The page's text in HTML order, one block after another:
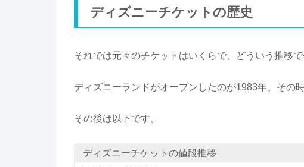
ディズニーチケットの歴史
それでは元々のチケットはいくらで、どういう推移
ディズニーランドがオープンしたのが1983年、その
その後は以下です。
ディズニーチケットの値段推移